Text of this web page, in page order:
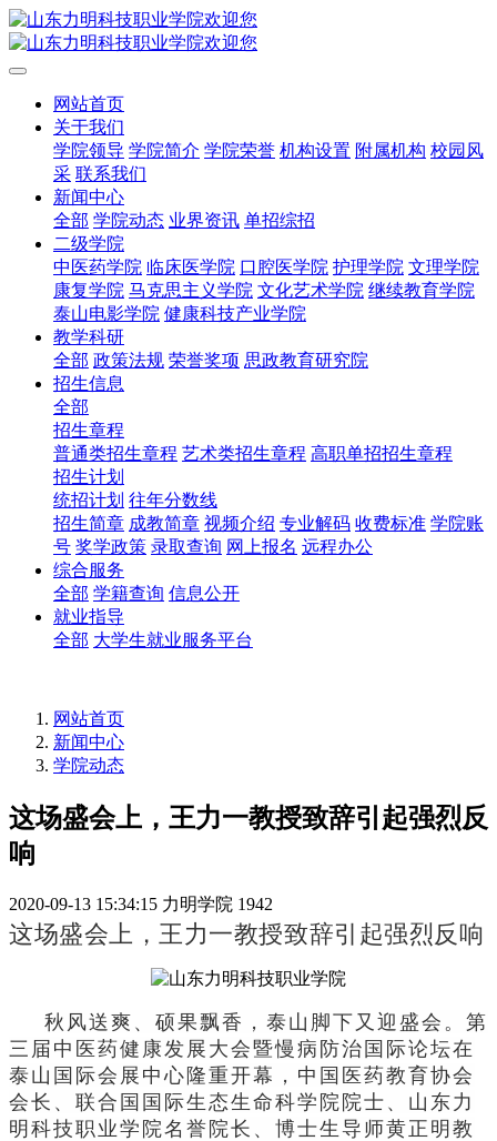
网站首页
关于我们
学院领导 学院简介 学院荣誉 机构设置 附属机构 校园风
采 联系我们
新闻中心
全部 学院动态 业界资讯 单招综招
二级学院
中医药学院 临床医学院 口腔医学院 护理学院 文理学院
康复学院 马克思主义学院 文化艺术学院 继续教育学院
泰山电影学院 健康科技产业学院
教学科研
全部 政策法规 荣誉奖项 思政教育研究院
招生信息
全部
招生章程
普通类招生章程 艺术类招生章程 高职单招招生章程
招生计划
统招计划 往年分数线
招生简章 成教简章 视频介绍 专业解码 收费标准 学院账
号 奖学政策 录取查询 网上报名 远程办公
综合服务
全部 学籍查询 信息公开
就业指导
全部 大学生就业服务平台
网站首页
新闻中心
学院动态
这场盛会上，王力一教授致辞引起强烈反
响
2020-09-13 15:34:15 力明学院 1942
这场盛会上，王力一教授致辞引起强烈反响
秋风送爽、硕果飘香，泰山脚下又迎盛会。第
三届中医药健康发展大会暨慢病防治国际论坛在
泰山国际会展中心隆重开幕，中国医药教育协会
会长、联合国国际生态生命科学院院士、山东力
明科技职业学院名誉院长、博士生导师黄正明教